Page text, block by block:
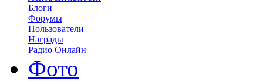
Блоги
Форумы
Пользователи
Награды
Радио Онлайн
Фото